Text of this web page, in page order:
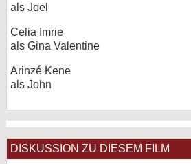
als Joel
Celia Imrie
als Gina Valentine
Arinzé Kene
als John
DISKUSSION ZU DIESEM FILM